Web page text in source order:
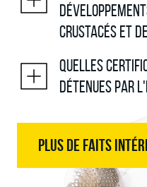
crustacés et
Quelles
détenues par
PLUS DE FAITS